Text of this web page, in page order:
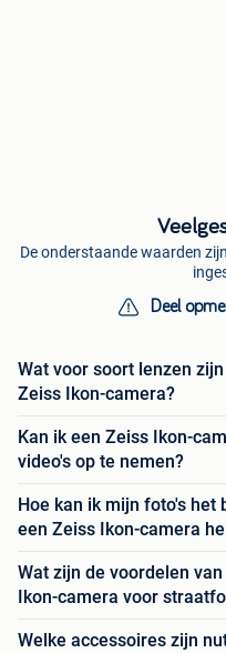
De onderstaande waarden
Deel
Wat voor soort lenzen
Zeiss Ikon-camera?
Kan ik een Zeiss Ikon-
video's op te nemen?
Hoe kan ik mijn foto's
een Zeiss Ikon-camera
Wat zijn de voordelen
Ikon-camera voor
Welke accessoires zijn